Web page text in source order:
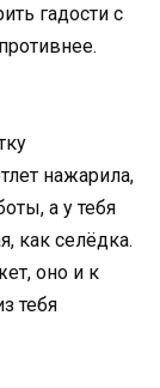
гадости с
нажарила,
а у тебя
как селёдка.
оно и к
тебя